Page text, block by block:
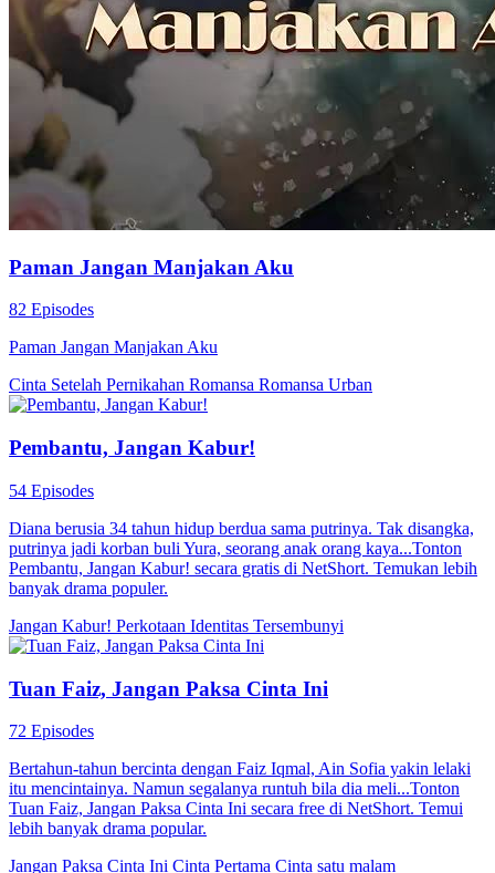
Paman Jangan Manjakan Aku
82 Episodes
Paman Jangan Manjakan Aku
Cinta Setelah Pernikahan Romansa Romansa Urban
Pembantu, Jangan Kabur!
54 Episodes
Diana berusia 34 tahun hidup berdua sama putrinya. Tak disangka,
putrinya jadi korban buli Yura, seorang anak orang kaya...Tonton
Pembantu, Jangan Kabur! secara gratis di NetShort. Temukan lebih
banyak drama populer.
Jangan Kabur! Perkotaan Identitas Tersembunyi
Tuan Faiz, Jangan Paksa Cinta Ini
72 Episodes
Bertahun-tahun bercinta dengan Faiz Iqmal, Ain Sofia yakin lelaki
itu mencintainya. Namun segalanya runtuh bila dia meli...Tonton
Tuan Faiz, Jangan Paksa Cinta Ini secara free di NetShort. Temui
lebih banyak drama popular.
Jangan Paksa Cinta Ini Cinta Pertama Cinta satu malam